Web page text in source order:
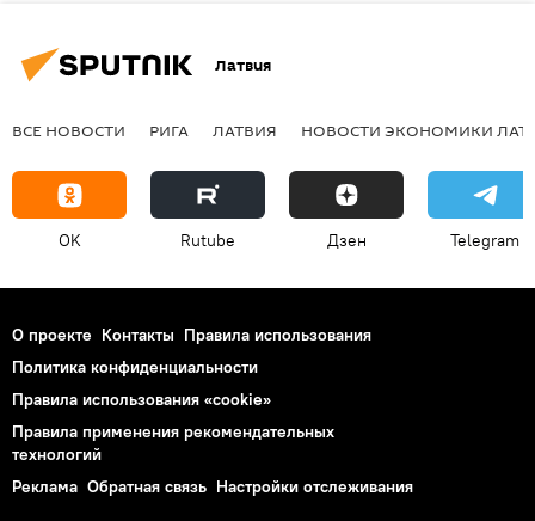
Латвия
ВСЕ НОВОСТИ РИГА ЛАТВИЯ НОВОСТИ ЭКОНОМИКИ
OK Rutube Дзен Telegram
О проекте Контакты Правила использования
Политика конфиденциальности
Правила использования «cookie»
Правила применения рекомендательных
технологий
Реклама Обратная связь Настройки отслеживания